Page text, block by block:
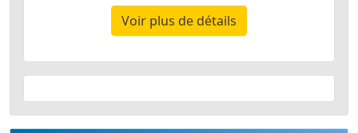
Voir plus de détails